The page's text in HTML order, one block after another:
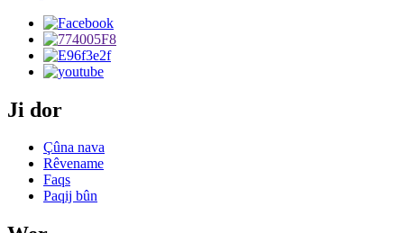
Ji dor
Çûna nava
Rêvename
Faqs
Paqij bûn